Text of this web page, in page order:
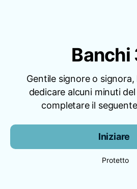
Banchi
Gentile signore o
dedicare alcuni minuti
completare il
Iniziare
Protetto